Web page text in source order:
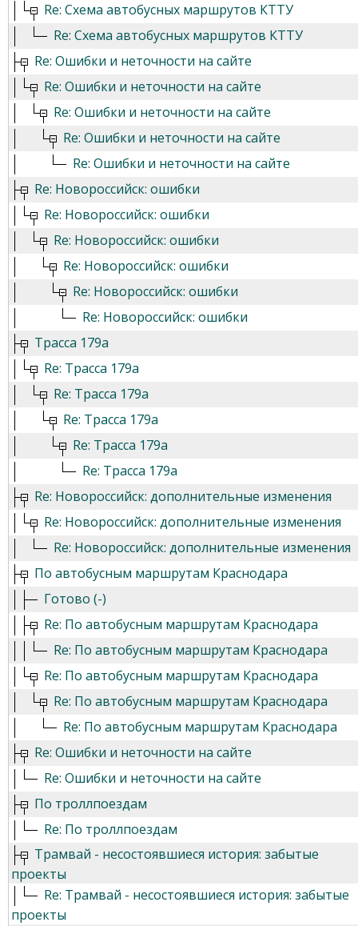
Re: Схема автобусных маршрутов КТТУ
Re: Схема автобусных маршрутов КТТУ
Re: Ошибки и неточности на сайте
Re: Ошибки и неточности на сайте
Re: Ошибки и неточности на сайте
Re: Ошибки и неточности на сайте
Re: Ошибки и неточности на сайте
Re: Новороссийск: ошибки
Re: Новороссийск: ошибки
Re: Новороссийск: ошибки
Re: Новороссийск: ошибки
Re: Новороссийск: ошибки
Re: Новороссийск: ошибки
Трасса 179а
Re: Трасса 179а
Re: Трасса 179а
Re: Трасса 179а
Re: Трасса 179а
Re: Трасса 179а
Re: Новороссийск: дополнительные изменения
Re: Новороссийск: дополнительные изменения
Re: Новороссийск: дополнительные изменения
По автобусным маршрутам Краснодара
Готово (-)
Re: По автобусным маршрутам Краснодара
Re: По автобусным маршрутам Краснодара
Re: По автобусным маршрутам Краснодара
Re: По автобусным маршрутам Краснодара
Re: По автобусным маршрутам Краснодара
Re: Ошибки и неточности на сайте
Re: Ошибки и неточности на сайте
По троллпоездам
Re: По троллпоездам
Трамвай - несостоявшиеся история: забытые
проекты
Re: Трамвай - несостоявшиеся история: забытые
проекты